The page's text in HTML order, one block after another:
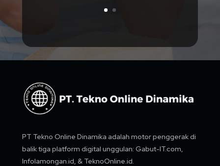
PT Tekno Online Dinamika adalah motor penggerak di
balik tiga platform digital unggulan: Gabut-IT.com,
Infolamongan.id, & TeknoOnline.id.